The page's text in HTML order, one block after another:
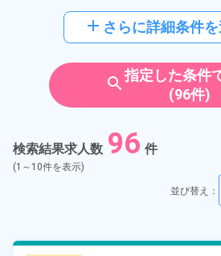
選択してください
雇用形態 派遣社員
紹介予定派遣
契約社員
アルバイト・パ
add さらに詳細条件
search指定した条件
(96件)
検索結果求人数 96 件
(1～10件を表示)
並び替え：